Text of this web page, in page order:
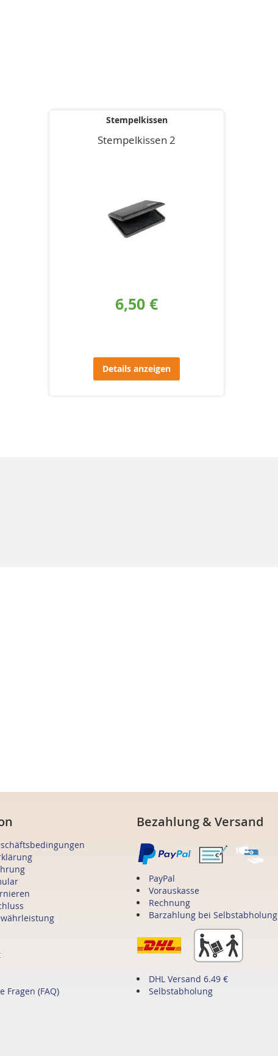
Stempelkissen
Stempelkissen 2
6,50 €
Details anzeigen
Fragen (FAQ)
Bezahlung & Versand
PayPal
Vorauskasse
Rechnung
Barzahlung bei Selbstabholung
DHL Versand 6.49 €
Selbstabholung